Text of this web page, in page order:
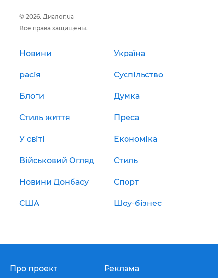
© 2026, Диалог.ua
Все права защищены.
Новини Україна
расія Суспільство
Блоги Думка
Стиль життя Преса
У світі Економіка
Військовий Огляд Стиль
Новини Донбасу Спорт
США Шоу-бізнес
Про проект Реклама